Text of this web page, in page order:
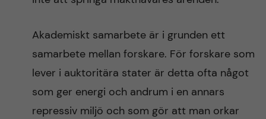
Akademiskt samarbete är i grunden ett
samarbete mellan forskare. För forskare som
lever i auktoritära stater är detta ofta något
som ger energi och andrum i en annars
repressiv miljö och som gör att man orkar